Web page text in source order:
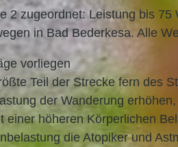
2 zugeordnet: Leistung bis
in Bad Bederkesa. Alle
vorliegen
Teil der Strecke fern des
der Wanderung
einer höheren Körperlichen
die Atopiker und